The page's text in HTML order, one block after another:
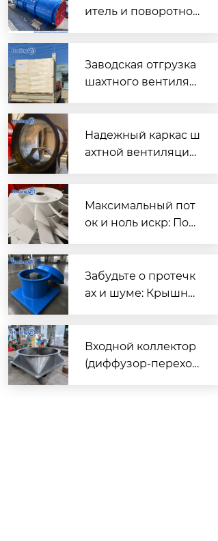
итель и поворотно-
вентилятора главно
го проветривания
Заводская отгрузка
шахтного вентилят
его объекта в Казах
стане
Надежный каркас ш
ахтной вентиляции:
DK
Максимальный пот
ок и ноль искр: Пош
шахтной вентиляци
и
Забудьте о протечк
ах и шуме: Крышны
от жары и пыли!
Входной коллектор
(диффузор-переход